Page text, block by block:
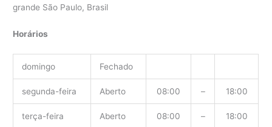
grande São Paulo, Brasil
Horários
domingo Fechado
segunda-feira Aberto 08:00 – 18:00
terça-feira Aberto 08:00 – 18:00